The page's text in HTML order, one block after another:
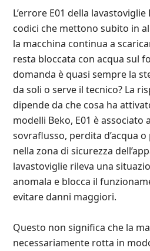
L’errore E01 della
codici che mettono subito in
la macchina continua a
resta bloccata con acqua sul
domanda è quasi sempre la
da soli o serve il tecnico? La
dipende da che cosa ha
modelli Beko, E01 è associato
sovraflusso, perdita d’acqua
nella zona di sicurezza
lavastoviglie rileva una
anomala e blocca il
evitare danni maggiori.
Questo non significa che la
necessariamente rotta in